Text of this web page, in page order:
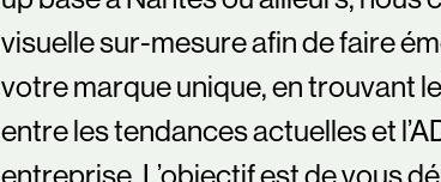
visuelle sur-mesure afin de faire
votre marque unique, en trouvant
entre les tendances actuelles et